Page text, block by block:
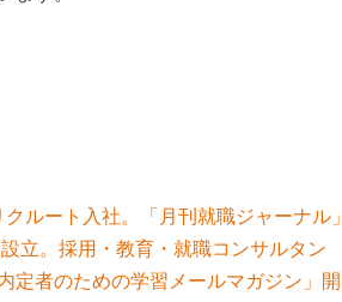
ルート入社。「月刊就職ジャーナル」
立。採用・教育・就職コンサルタン
定者のための学習メールマガジン」開